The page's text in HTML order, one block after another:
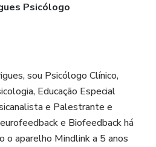
Psicólogo
sou Psicólogo Clínico,
Educação Especial
e Palestrante e
e Biofeedback há
o aparelho Mindlink a 5 anos